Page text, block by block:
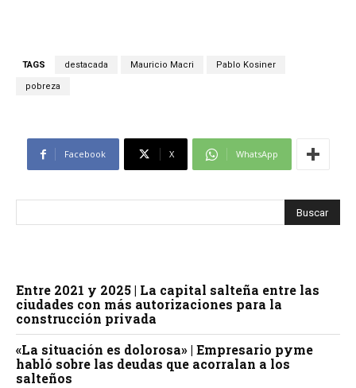
TAGS destacada Mauricio Macri Pablo Kosiner
pobreza
Facebook X WhatsApp
Entre 2021 y 2025 | La capital salteña entre las
ciudades con más autorizaciones para la
construcción privada
«La situación es dolorosa» | Empresario pyme
habló sobre las deudas que acorralan a los
salteños